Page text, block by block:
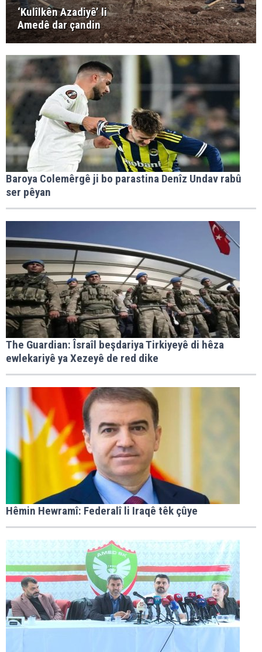
‘Kulîlkên Azadiyê’ li
Amedê dar çandin
Baroya Colemêrgê ji bo parastina Denîz Undav rabû
ser pêyan
The Guardian: Îsraîl beşdariya Tirkiyeyê di hêza
ewlekariyê ya Xezeyê de red dike
Hêmin Hewramî: Federalî li Iraqê têk çûye